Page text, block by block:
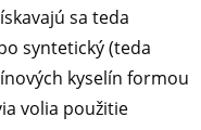
sa teda
syntetický (teda
kyselín formou
volia použitie